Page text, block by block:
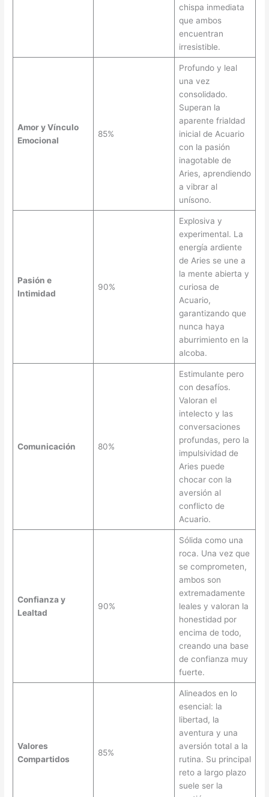
chispa inmediata
que ambos
encuentran
irresistible.
Amor y Vínculo
Emocional
85%
Profundo y leal
una vez
consolidado.
Superan la
aparente frialdad
inicial de Acuario
con la pasión
inagotable de
Aries, aprendiendo
a vibrar al
unísono.
Pasión e
Intimidad
90%
Explosiva y
experimental. La
energía ardiente
de Aries se une a
la mente abierta y
curiosa de
Acuario,
garantizando que
nunca haya
aburrimiento en la
alcoba.
Comunicación 80%
Estimulante pero
con desafíos.
Valoran el
intelecto y las
conversaciones
profundas, pero la
impulsividad de
Aries puede
chocar con la
aversión al
conflicto de
Acuario.
Confianza y
Lealtad
90%
Sólida como una
roca. Una vez que
se comprometen,
ambos son
extremadamente
leales y valoran la
honestidad por
encima de todo,
creando una base
de confianza muy
fuerte.
Valores
Compartidos
85%
Alineados en lo
esencial: la
libertad, la
aventura y una
aversión total a la
rutina. Su principal
reto a largo plazo
suele ser la